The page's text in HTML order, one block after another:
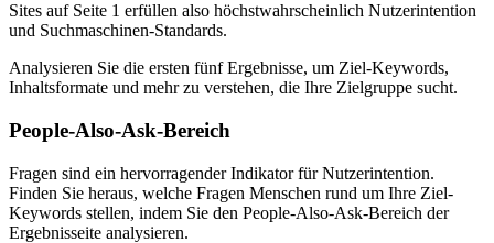
Sites auf Seite 1 erfüllen also höchstwahrscheinlich Nutzerintention
und Suchmaschinen-Standards.
Analysieren Sie die ersten fünf Ergebnisse, um Ziel-Keywords,
Inhaltsformate und mehr zu verstehen, die Ihre Zielgruppe sucht.
People-Also-Ask-Bereich
Fragen sind ein hervorragender Indikator für Nutzerintention.
Finden Sie heraus, welche Fragen Menschen rund um Ihre Ziel-
Keywords stellen, indem Sie den People-Also-Ask-Bereich der
Ergebnisseite analysieren.